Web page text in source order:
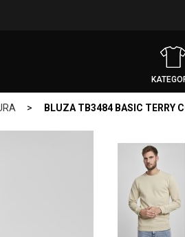
> BLUZA TB3484 BASIC TERRY